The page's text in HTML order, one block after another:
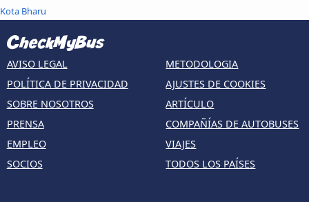
Kota Bharu
AVISO LEGAL
POLÍTICA DE PRIVACIDAD
SOBRE NOSOTROS
PRENSA
EMPLEO
SOCIOS
METODOLOGIA
AJUSTES DE COOKIES
ARTÍCULO
COMPAÑÍAS DE AUTOBUSES
VIAJES
TODOS LOS PAÍSES